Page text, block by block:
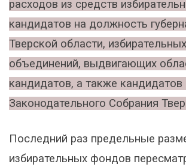
расходов из средств
кандидатов на должность
Тверской области, избирательных
объединений, выдвигающих
кандидатов, а также кандидатов
Законодательного Собрания
Последний раз предельные
избирательных фондов